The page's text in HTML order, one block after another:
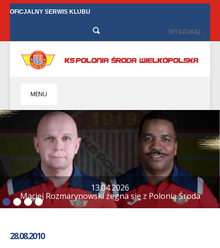
OFICJALNY SERWIS KLUBU
MENU
HOME
KLUB
BIZNES
SENIORZY
SENIORKI
BILETY
28.08.2010